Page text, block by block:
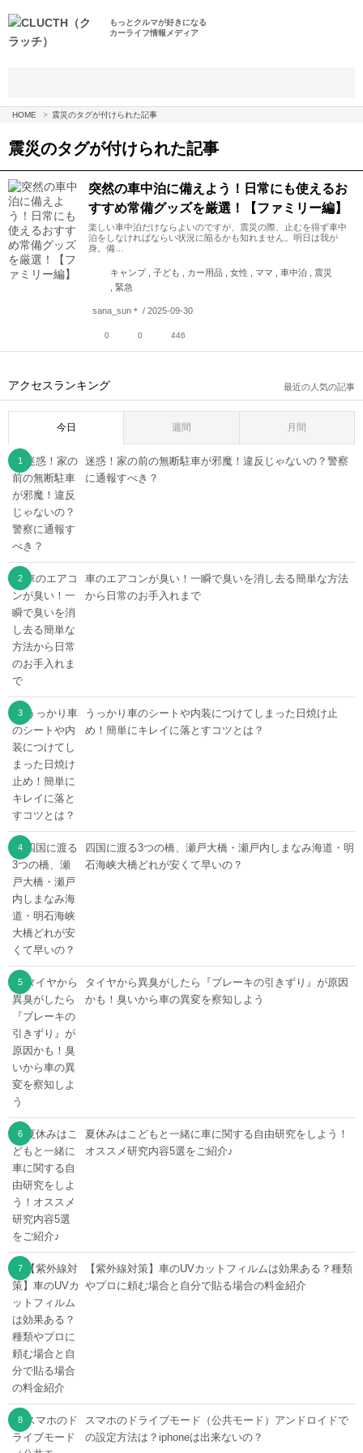
もっとクルマが好きになる
カーライフ情報メディア
HOME 震災のタグが付けられた記事
震災のタグが付けられた記事
突然の車中泊に備えよう！日常にも使えるお
すすめ常備グッズを厳選！【ファミリー編】
楽しい車中泊だけならよいのですが、震災の際、止むを得ず車中
泊をしなければならい状況に陥るかも知れません。明日は我が
身。備…
キャンプ , 子ども , カー用品 , 女性 , ママ , 車中泊 , 震災
, 緊急
sana_sun＊ / 2025-09-30
0 0 446
アクセスランキング 最近の人気の記事
今日 週間 月間
迷惑！家の前の無断駐車が邪魔！違反じゃないの？警察
に通報すべき？
車のエアコンが臭い！一瞬で臭いを消し去る簡単な方法
から日常のお手入れまで
うっかり車のシートや内装につけてしまった日焼け止
め！簡単にキレイに落とすコツとは？
四国に渡る3つの橋、瀬戸大橋・瀬戸内しまなみ海道・明
石海峡大橋どれが安くて早いの？
タイヤから異臭がしたら『ブレーキの引きずり』が原因
かも！臭いから車の異変を察知しよう
夏休みはこどもと一緒に車に関する自由研究をしよう！
オススメ研究内容5選をご紹介♪
【紫外線対策】車のUVカットフィルムは効果ある？種類
やプロに頼む場合と自分で貼る場合の料金紹介
スマホのドライブモード（公共モード）アンドロイドで
の設定方法は？iphoneは出来ないの？